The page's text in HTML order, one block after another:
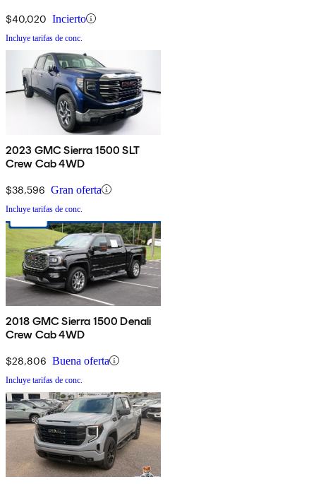
$40,020 Incierto
Incluye tarifas de conc.
2023 GMC Sierra 1500 SLT
Crew Cab 4WD
$38,596 Gran oferta
Incluye tarifas de conc.
2018 GMC Sierra 1500 Denali
Crew Cab 4WD
$28,806 Buena oferta
Incluye tarifas de conc.